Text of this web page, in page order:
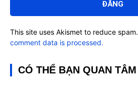
This site uses Akismet to reduce spam.
comment data is processed.
CÓ THỂ BẠN QUAN TÂM